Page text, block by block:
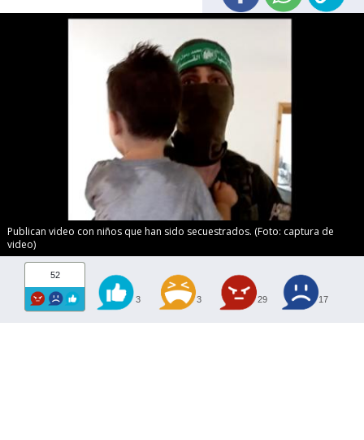
Publican video con niños que han sido secuestrados. (Foto: captura de
video)
52
3 3 29 17